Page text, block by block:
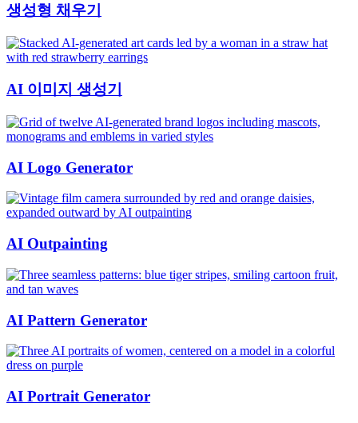
생성형 채우기
AI 이미지 생성기
AI Logo Generator
AI Outpainting
AI Pattern Generator
AI Portrait Generator